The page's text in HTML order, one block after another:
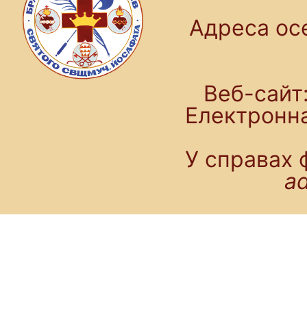
Адреса
Веб-
У справах